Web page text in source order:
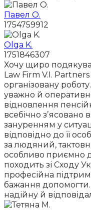
Павел О.
1754759912
Olga K.
1751846307
Хочу щиро
Law Firm V.I.
організовану
уважно й
відновлення
всебічно зʼясовано
зануренням у
відповідно до її
за людяний,
особливо приємно
походить зі Сходу
професійна
бажання
надійну й